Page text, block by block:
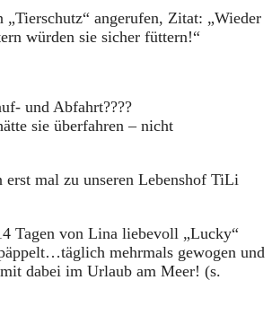
„Tierschutz“ angerufen, Zitat: „Wieder
würden sie sicher füttern!“
und Abfahrt????
sie überfahren – nicht
erst mal zu unseren Lebenshof TiLi
Tagen von Lina liebevoll „Lucky“
mehrmals gewogen und
dabei im Urlaub am Meer! (s.